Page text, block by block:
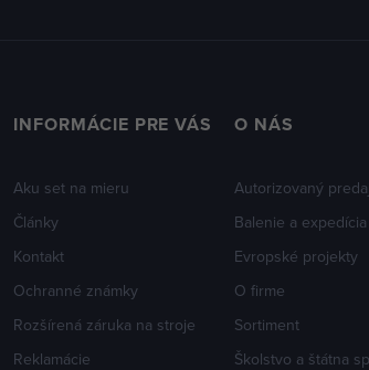
INFORMÁCIE PRE VÁS
Aku set na mieru
Články
Kontakt
Ochranné známky
Rozšírená záruka na stroje
Reklamácie
O NÁS
Autorizovaný
Balenie a expedícia
Evropské projekty
O firme
Sortiment
Školstvo a štátna